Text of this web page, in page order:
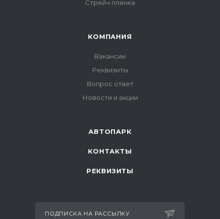
Стрейч пленка
КОМПАНИЯ
Вакансии
Реквизиты
Вопрос ответ
Новости и акции
АВТОПАРК
КОНТАКТЫ
РЕКВИЗИТЫ
ПОДПИСКА НА РАССЫЛКУ